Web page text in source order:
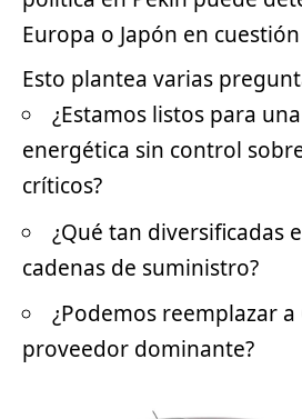
Europa o Japón en
Esto plantea varias
¿Estamos listos para
energética sin control
críticos?
¿Qué tan diversificadas
cadenas de suministro?
¿Podemos reemplazar
proveedor dominante?